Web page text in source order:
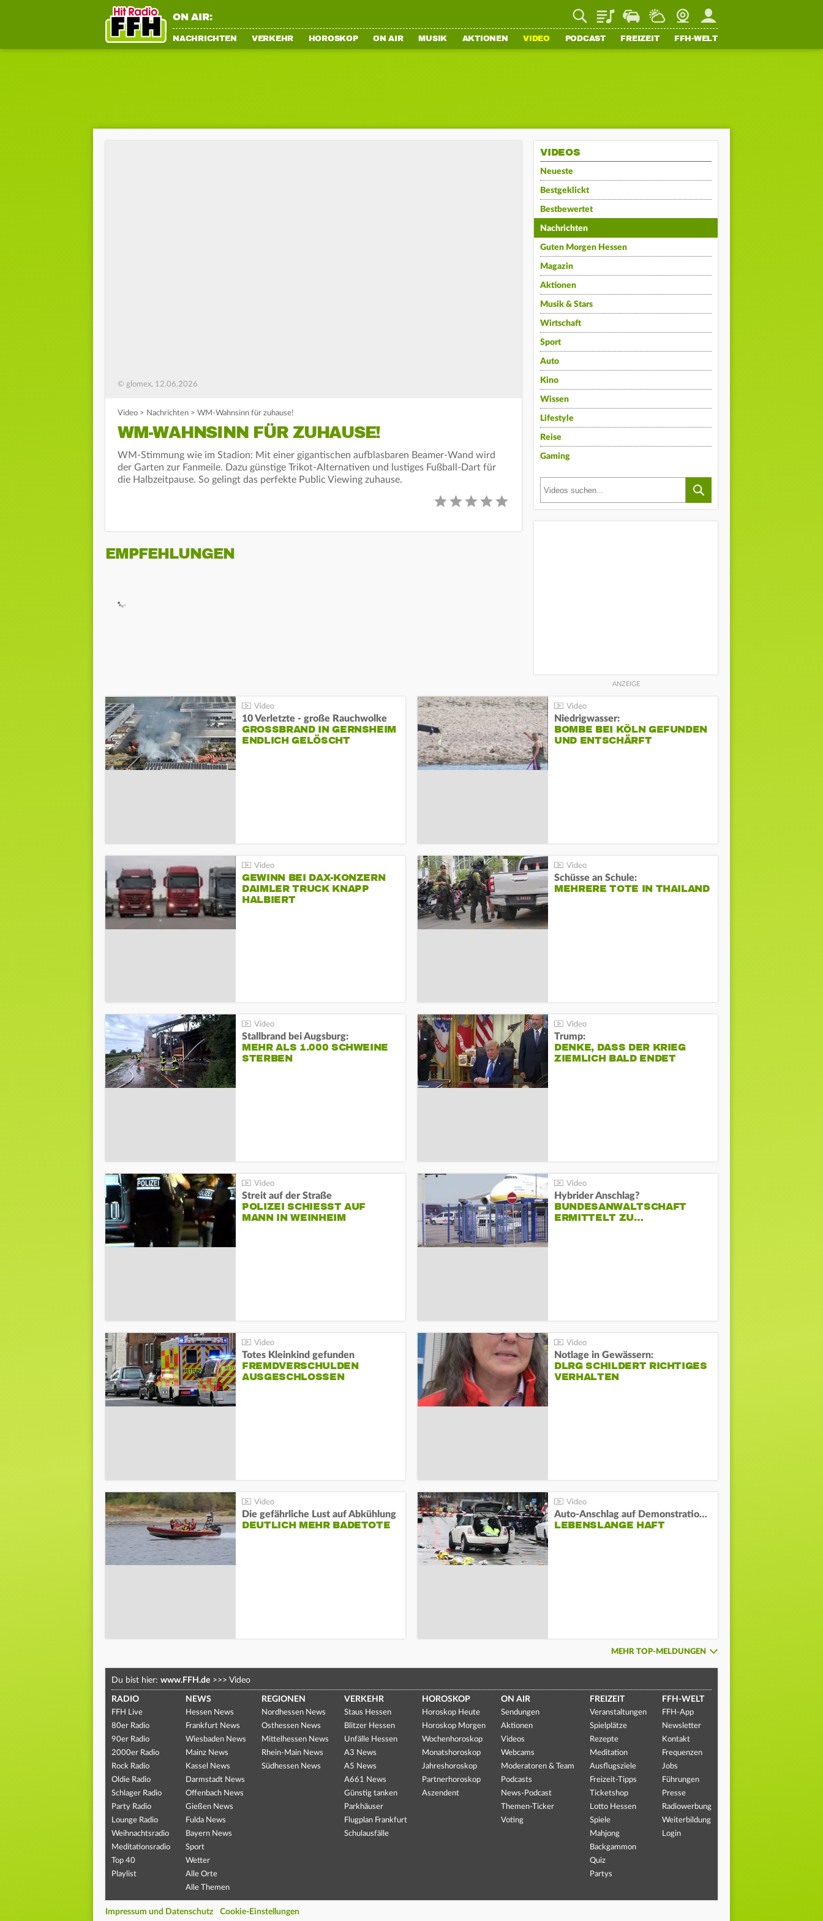
ON AIR: PlaylistStaupilotWetterWebcamMein FFH
NACHRICHTEN VERKEHR HOROSKOP ON AIR MUSIK AKTIONEN VIDEO PODCAST FREIZEIT FFH-WELT
© glomex, 12.06.2026
Video > Nachrichten > WM-Wahnsinn für zuhause!
WM-WAHNSINN FÜR ZUHAUSE!
WM-Stimmung wie im Stadion: Mit einer gigantischen aufblasbaren Beamer-Wand wird
der Garten zur Fanmeile. Dazu günstige Trikot-Alternativen und lustiges Fußball-Dart für
die Halbzeitpause. So gelingt das perfekte Public Viewing zuhause.
EMPFEHLUNGEN
VIDEOS
Neueste
Bestgeklickt
Bestbewertet
Nachrichten
Guten Morgen Hessen
Magazin
Aktionen
Musik & Stars
Wirtschaft
Sport
Auto
Kino
Wissen
Lifestyle
Reise
Gaming
10 Verletzte - große Rauchwolke
GROSSBRAND IN GERNSHEIM E
NDLICH GELÖSCHT
Niedrigwasser:
BOMBE BEI KÖLN GEFUNDEN
UND ENTSCHÄRFT
GEWINN BEI DAX-KONZERN
DAIMLER TRUCK KNAPP
HALBIERT
Schüsse an Schule:
MEHRERE TOTE IN THAILAND
Stallbrand bei Augsburg:
MEHR ALS 1.000 SCHWEINE
STERBEN
Trump:
DENKE, DASS DER KRIEG
ZIEMLICH BALD ENDET
Streit auf der Straße
POLIZEI SCHIESST AUF M
ANN IN WEINHEIM
Hybrider Anschlag?
BUNDESANWALTSCHAFT
ERMITTELT ZU…
Totes Kleinkind gefunden
FREMDVERSCHULDEN
AUSGESCHLOSSEN
Notlage in Gewässern:
DLRG SCHILDERT RICHTIGES
VERHALTEN
Die gefährliche Lust auf Abkühlung
DEUTLICH MEHR BADETOTE
Auto-Anschlag auf Demonstration in München:
LEBENSLANGE HAFT
MEHR TOP-MELDUNGEN
Du bist hier: www.FFH.de >>> Video
RADIO
FFH Live
80er Radio
90er Radio
2000er Radio
Rock Radio
Oldie Radio
Schlager Radio
Party Radio
Lounge Radio
Weihnachtsradio
Meditationsradio
Top 40
Playlist
NEWS
Hessen News
Frankfurt News
Wiesbaden News
Mainz News
Kassel News
Darmstadt News
Offenbach News
Gießen News
Fulda News
Bayern News
Sport
Wetter
Alle Orte
Alle Themen
REGIONEN
Nordhessen News
Osthessen News
Mittelhessen News
Rhein-Main News
Südhessen News
VERKEHR
Staus Hessen
Blitzer Hessen
Unfälle Hessen
A3 News
A5 News
A661 News
Günstig tanken
Parkhäuser
Flugplan Frankfurt
Schulausfälle
HOROSKOP
Horoskop Heute
Horoskop Morgen
Wochenhoroskop
Monatshoroskop
Jahreshoroskop
Partnerhoroskop
Aszendent
ON AIR
Sendungen
Aktionen
Videos
Webcams
Moderatoren & Team
Podcasts
News-Podcast
Themen-Ticker
Voting
FREIZEIT
Veranstaltungen
Spielplätze
Rezepte
Meditation
Ausflugsziele
Freizeit-Tipps
Ticketshop
Lotto Hessen
Spiele
Mahjong
Backgammon
Quiz
Partys
FFH-WELT
FFH-App
Newsletter
Kontakt
Frequenzen
Jobs
Führungen
Presse
Radiowerbung
Weiterbildung
Login
Impressum und Datenschutz Cookie-Einstellungen